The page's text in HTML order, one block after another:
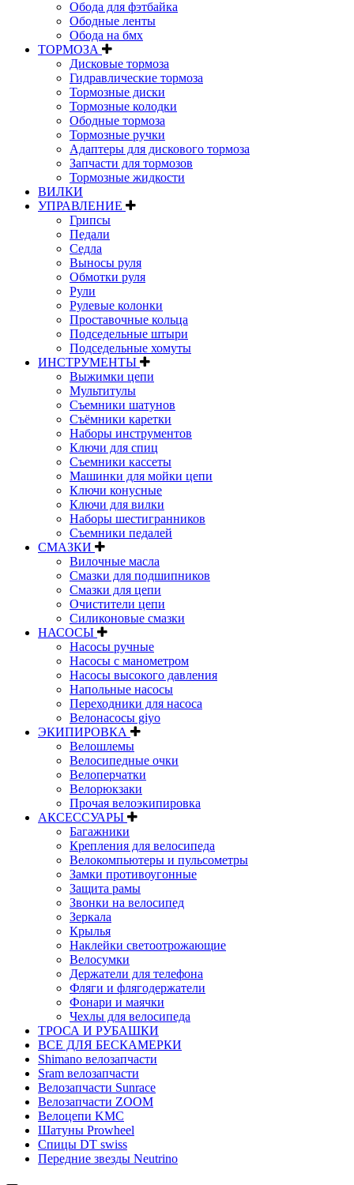
Обода для фэтбайка
Ободные ленты
Обода на бмх
ТОРМОЗА
Дисковые тормоза
Гидравлические тормоза
Тормозные диски
Тормозные колодки
Ободные тормоза
Тормозные ручки
Адаптеры для дискового тормоза
Запчасти для тормозов
Тормозные жидкости
ВИЛКИ
УПРАВЛЕНИЕ
Грипсы
Педали
Седла
Выносы руля
Обмотки руля
Рули
Рулевые колонки
Проставочные кольца
Подседельные штыри
Подседельные хомуты
ИНСТРУМЕНТЫ
Выжимки цепи
Мультитулы
Съемники шатунов
Съёмники каретки
Наборы инструментов
Ключи для спиц
Съемники кассеты
Машинки для мойки цепи
Ключи конусные
Ключи для вилки
Наборы шестигранников
Съемники педалей
СМАЗКИ
Вилочные масла
Смазки для подшипников
Смазки для цепи
Очистители цепи
Силиконовые смазки
НАСОСЫ
Насосы ручные
Насосы с манометром
Насосы высокого давления
Напольные насосы
Переходники для насоса
Велонасосы giyo
ЭКИПИРОВКА
Велошлемы
Велосипедные очки
Велоперчатки
Велорюкзаки
Прочая велоэкипировка
АКСЕССУАРЫ
Багажники
Крепления для велосипеда
Велокомпьютеры и пульсометры
Замки противоугонные
Защита рамы
Звонки на велосипед
Зеркала
Крылья
Наклейки светоотрожающие
Велосумки
Держатели для телефона
Фляги и флягодержатели
Фонари и маячки
Чехлы для велосипеда
ТРОСА И РУБАШКИ
ВСЕ ДЛЯ БЕСКАМЕРКИ
Shimano велозапчасти
Sram велозапчасти
Велозапчасти Sunrace
Велозапчасти ZOOM
Велоцепи KMC
Шатуны Prowheel
Спицы DT swiss
Передние звезды Neutrino